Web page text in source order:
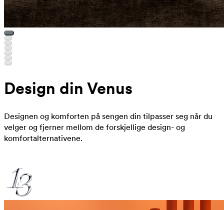
Design din Venus
Designen og komforten på sengen din tilpasser seg når du
velger og fjerner mellom de forskjellige design- og
komfortalternativene.